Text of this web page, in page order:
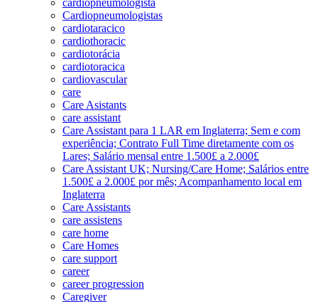
Cardiopneumologistas
cardiotaracico
cardiothoracic
cardiotorácia
cardiotoracica
cardiovascular
care
Care Asistants
care assistant
Care Assistant para 1 LAR em Inglaterra; Sem e com
experiência; Contrato Full Time diretamente com os
Lares; Salário mensal entre 1.500£ a 2.000£
Care Assistant UK; Nursing/Care Home; Salários entre
1.500£ a 2.000£ por mês; Acompanhamento local em
Inglaterra
Care Assistants
care assistens
care home
Care Homes
care support
career
career progression
Caregiver